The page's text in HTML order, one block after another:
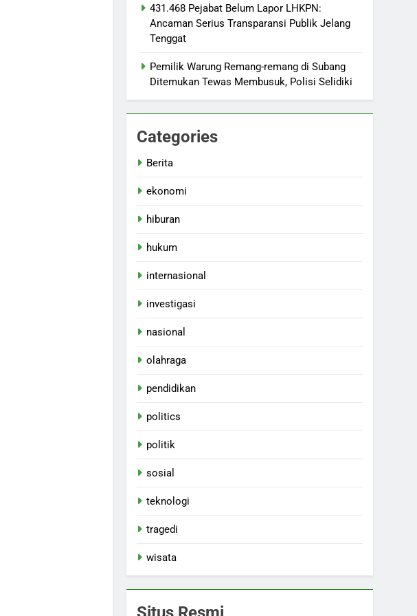
431.468 Pejabat Belum Lapor LHKPN:
Ancaman Serius Transparansi Publik Jelang
Tenggat
Pemilik Warung Remang-remang di Subang
Ditemukan Tewas Membusuk, Polisi Selidiki
Categories
Berita
ekonomi
hiburan
hukum
internasional
investigasi
nasional
olahraga
pendidikan
politics
politik
sosial
teknologi
tragedi
wisata